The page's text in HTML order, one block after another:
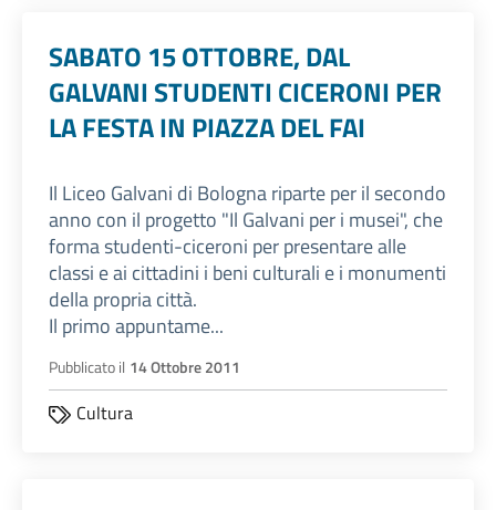
SABATO 15 OTTOBRE, DAL
GALVANI STUDENTI CICERONI PER
LA FESTA IN PIAZZA DEL FAI
Il Liceo Galvani di Bologna riparte per il secondo
anno con il progetto "Il Galvani per i musei", che
forma studenti-ciceroni per presentare alle
classi e ai cittadini i beni culturali e i monumenti
della propria città.
Il primo appuntame...
Pubblicato il 14 Ottobre 2011
Cultura